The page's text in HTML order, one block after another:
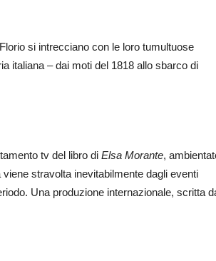
si intrecciano con le loro tumultuose
italiana – dai moti del 1818 allo sbarco di
tv del libro di Elsa Morante,
stravolta inevitabilmente dagli eventi
Una produzione internazionale, scritta